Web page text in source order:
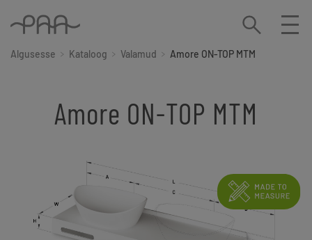
Algusesse Kataloog Valamud Amore ON-TOP MTM
Amore ON-TOP MTM